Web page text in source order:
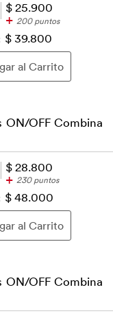
$ 25.900
+ 200 puntos
$ 39.800
ON/OFF Combina
$ 28.800
+ 230 puntos
$ 48.000
ON/OFF Combina